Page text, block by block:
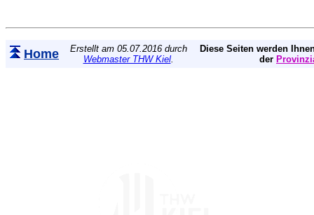
Home
Erstellt am 05.07.2016 durch
Webmaster THW Kiel.
Diese Seiten werden
der